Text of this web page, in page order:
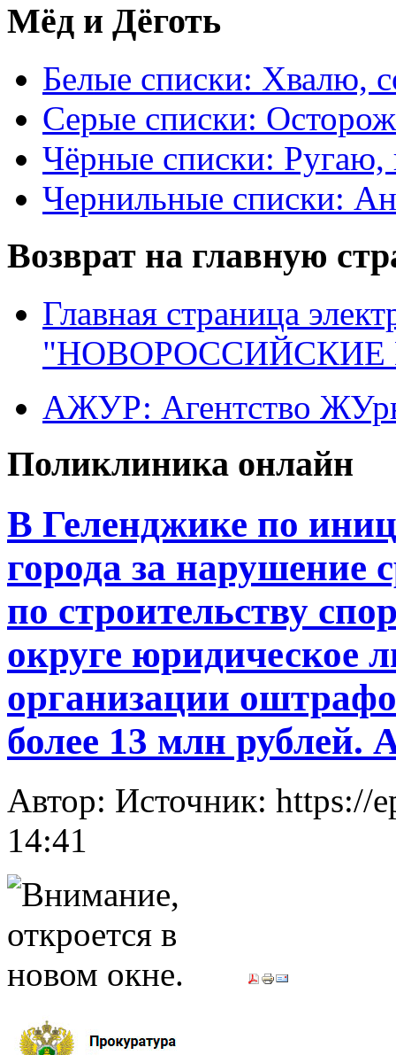
Мёд и Дёготь
Белые списки: Хвалю,
Серые списки:
Чёрные списки: Ругаю,
Чернильные списки:
Возврат на главную
Главная страница
"НОВОРОССИЙСКИЕ
АЖУР: Агентство
Поликлиника онлайн
В Геленджике по
города за нарушение
по строительству
округе юридическое
организации
более 13 млн рублей.
Автор: Источник: https://
14:41